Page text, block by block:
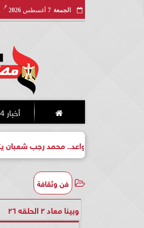
الجمعة 7 أغسطس 2026
مـ
أخبار 24
واعد.. محمد رجب شعبان يتوّج
فن وثقافة
وبينا معاد ٢ الحلقه ٢٦